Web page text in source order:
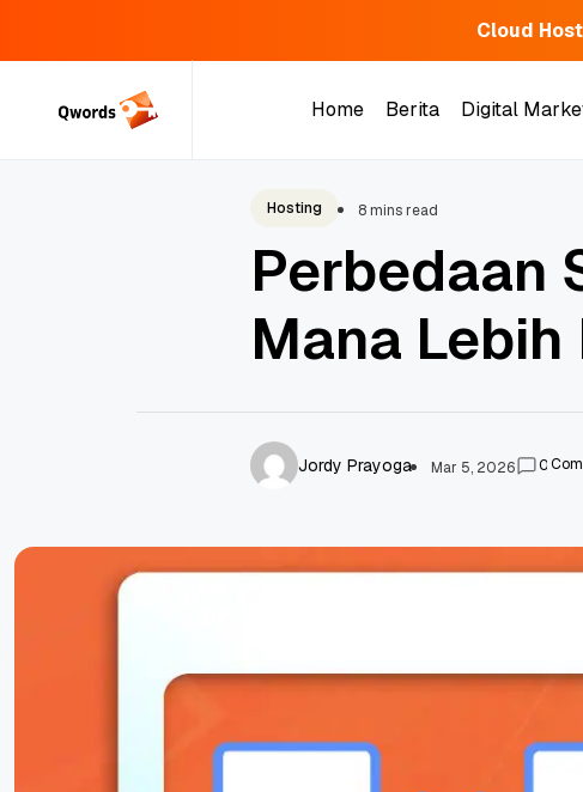
Cloud
Home
Berita
Digital
Hosting 8 mins read
Perbedaan
Mana
Jordy Prayoga Mar 5, 2026 0